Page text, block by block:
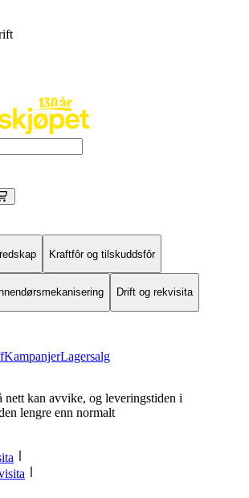
Kraftfôr og tilskuddsfôr
Drift og rekvisita
KampanjerLagersalg
kan avvike, og leveringstiden i
lengre enn normalt